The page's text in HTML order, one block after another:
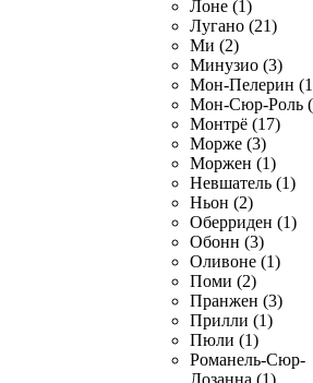
Лоне (1)
Лугано (21)
Ми (2)
Минузио (3)
Мон-Пелерин
Мон-Сюр-Роль
Монтрё (17)
Морже (3)
Моржен (1)
Невшатель (1)
Ньон (2)
Оберриден (1)
Обонн (3)
Оливоне (1)
Поми (2)
Пранжен (3)
Прилли (1)
Пюли (1)
Романель-Сюр-
Лозанна (1)